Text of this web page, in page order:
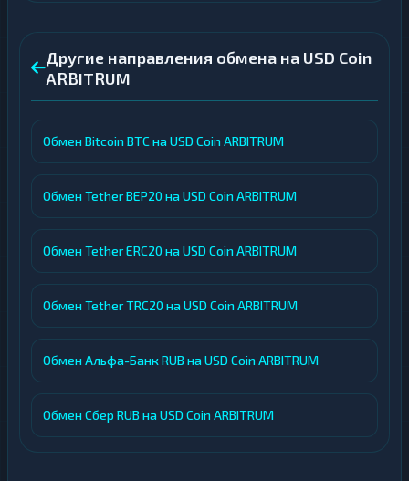
Другие направления обмена на USD Coin
ARBITRUM
Обмен Bitcoin BTC на USD Coin ARBITRUM
Обмен Tether BEP20 на USD Coin ARBITRUM
Обмен Tether ERC20 на USD Coin ARBITRUM
Обмен Tether TRC20 на USD Coin ARBITRUM
Обмен Альфа-Банк RUB на USD Coin ARBITRUM
Обмен Сбер RUB на USD Coin ARBITRUM